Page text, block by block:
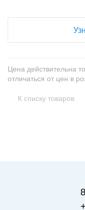
Цена действительна
отличаться от цен в
К списку товаров